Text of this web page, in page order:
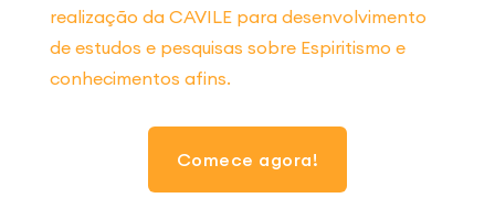
realização da CAVILE para desenvolvimento
de estudos e pesquisas sobre Espiritismo e
conhecimentos afins.
Comece agora!